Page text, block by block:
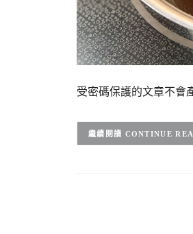
受密碼保護的文章不會
CONTINUE